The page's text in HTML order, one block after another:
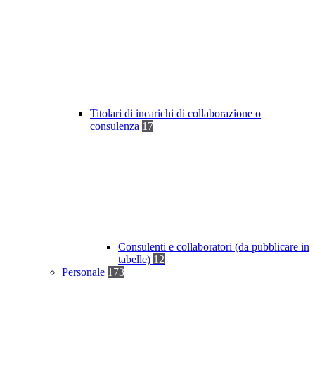
Titolari di incarichi di collaborazione o
consulenza 17
Consulenti e collaboratori (da pubblicare in
tabelle) 12
Personale 173